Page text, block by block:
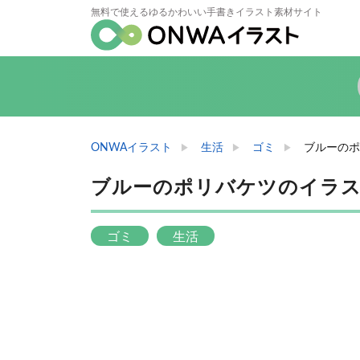
無料で使えるゆるかわいい手書きイラスト素材サイト
ONWAイラスト 生活 ゴミ ブルーの
ブルーのポリバケツのイラ
ゴミ 生活